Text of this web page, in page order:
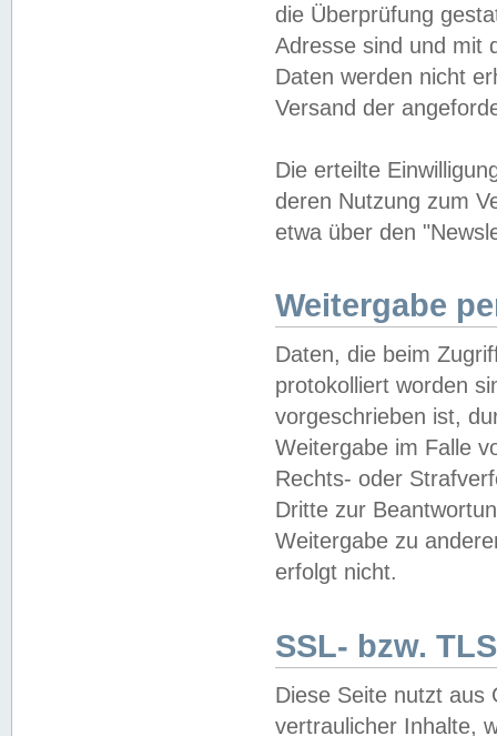
die Überprüfung
Adresse sind und mit
Daten werden nicht
Versand der
Die erteilte
deren Nutzung zum
etwa über den
Weitergabe
Daten, die beim
protokolliert worden
vorgeschrieben ist,
Weitergabe im Falle
Rechts- oder
Dritte zur
Weitergabe zu
erfolgt nicht.
SSL- bzw.
Diese Seite nutzt aus
vertraulicher Inhalte,